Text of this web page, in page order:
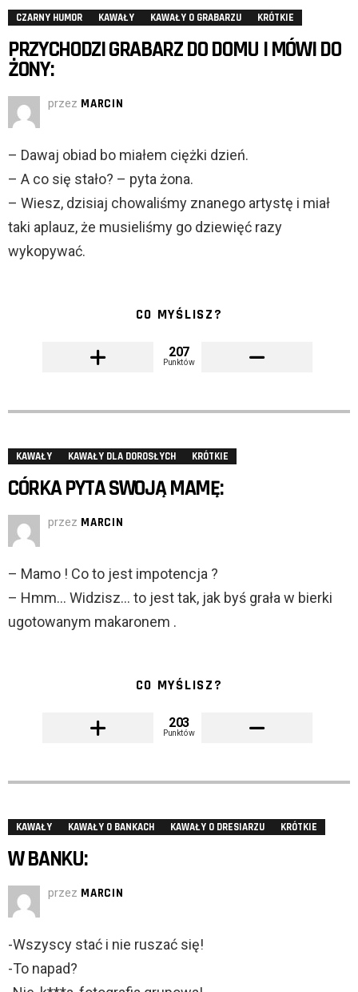
CZARNY HUMOR KAWAŁY KAWAŁY O GRABARZU KRÓTKIE
PRZYCHODZI GRABARZ DO DOMU I MÓWI DO
ŻONY:
przez MARCIN
– Dawaj obiad bo miałem ciężki dzień.
– A co się stało? – pyta żona.
– Wiesz, dzisiaj chowaliśmy znanego artystę i miał
taki aplauz, że musieliśmy go dziewięć razy
wykopywać.
CO MYŚLISZ?
207
Punktów
KAWAŁY KAWAŁY DLA DOROSŁYCH KRÓTKIE
CÓRKA PYTA SWOJĄ MAMĘ:
przez MARCIN
– Mamo ! Co to jest impotencja ?
– Hmm… Widzisz… to jest tak, jak byś grała w bierki
ugotowanym makaronem .
CO MYŚLISZ?
203
Punktów
KAWAŁY KAWAŁY O BANKACH KAWAŁY O DRESIARZU KRÓTKIE
W BANKU:
przez MARCIN
-Wszyscy stać i nie ruszać się!
-To napad?